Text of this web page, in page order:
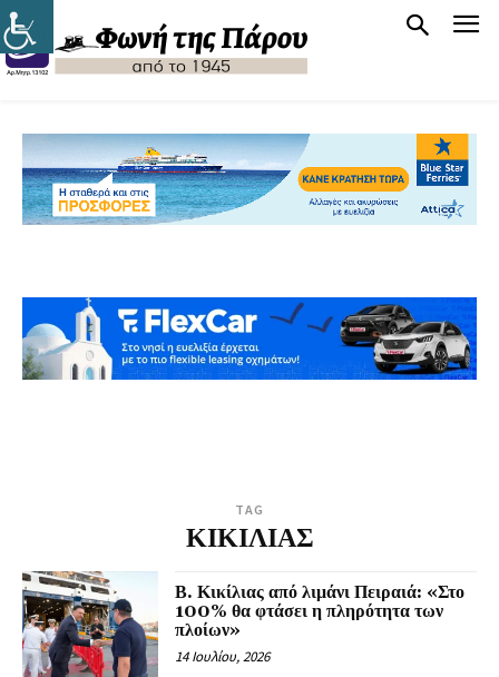
TAG
ΚΙΚΙΛΙΑΣ
Β. Κικίλιας από λιμάνι Πειραιά: «Στο
100% θα φτάσει η πληρότητα των
πλοίων»
14 Ιουλίου, 2026